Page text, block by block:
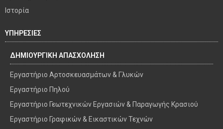
Ιστορία
ΥΠΗΡΕΣΙΕΣ
ΔΗΜΙΟΥΡΓΙΚΗ ΑΠΑΣΧΟΛΗΣΗ
Εργαστήριο Αρτοσκευασμάτων & Γλυκών
Εργαστήριο Πηλού
Εργαστήριο Γεωτεχνικών Εργασιών & Παραγωγής Κρασιού
Εργαστήριο Γραφικών & Εικαστικών Τεχνών